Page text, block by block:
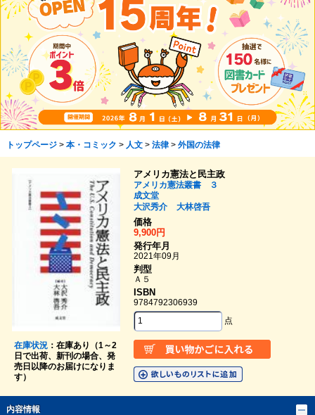
トップページ> 本・コミック > 人文> 法律> 外国の法律
在庫状況：在庫あり（1～2
日で出荷、新刊の場合、発
売日以降のお届けになりま
す）
アメリカ憲法と民主政
アメリカ憲法叢書 ３
成文堂
大沢秀介
大林啓吾
価格
9,900円
発行年月
2021年09月
判型
Ａ５
ISBN
9784792306939
点
内容情報